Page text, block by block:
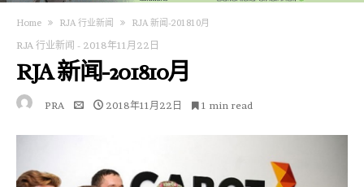
Home RJA 行业新闻 RJA 新闻-201810月
RJA 行业新闻 - 2018年11月22日
RJA 新闻-201810月
PRA 2018年11月22日 1 min read